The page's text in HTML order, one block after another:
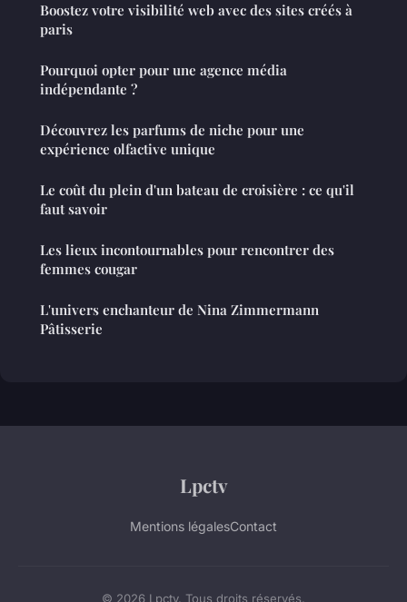
Boostez votre visibilité web avec des sites créés à
paris
Pourquoi opter pour une agence média
indépendante ?
Découvrez les parfums de niche pour une
expérience olfactive unique
Le coût du plein d'un bateau de croisière : ce qu'il
faut savoir
Les lieux incontournables pour rencontrer des
femmes cougar
L'univers enchanteur de Nina Zimmermann
Pâtisserie
Lpctv
Mentions légalesContact
© 2026 Lpctv. Tous droits réservés.